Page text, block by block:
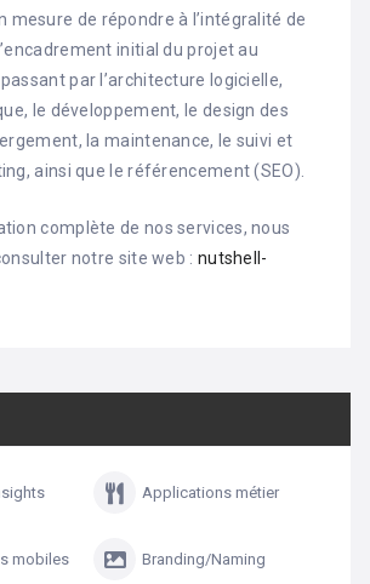
mesure de répondre à l’intégralité de
initial du projet au
par l’architecture logicielle,
le développement, le design des
la maintenance, le suivi et
ainsi que le référencement (SEO).
complète de nos services, nous
notre site web : nutshell-
Applications métier
mobiles Branding/Naming